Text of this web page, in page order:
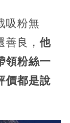
吸粉無
良， 他
領粉絲一
價都是說